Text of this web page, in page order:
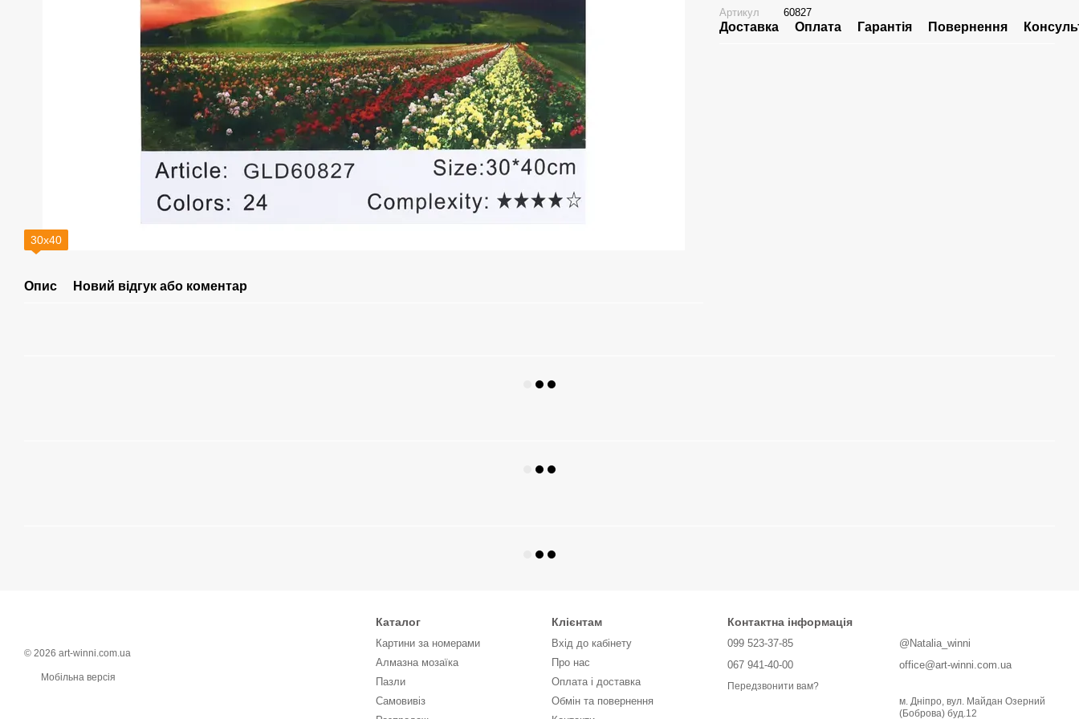
30х40
Опис Новий відгук або коментар
Артикул 60827
Доставка Оплата Гарантія Повернення
© 2026 art-winni.com.ua
Мобільна версія
Каталог
Картини за номерами
Алмазна мозаїка
Пазли
Самовивіз
Клієнтам
Вхід до кабінету
Про нас
Оплата і доставка
Обмін та повернення
Контактна інформація
099 523-37-85
067 941-40-00
Передзвонити вам?
@Natalia_winni
office@art-winni.com.ua
м. Дніпро, вул. Майдан Озерний
(Боброва) буд.12